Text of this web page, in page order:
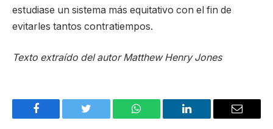
estudiase un sistema más equitativo con el fin de
evitarles tantos contratiempos.
Texto extraído del autor Matthew Henry Jones
Facebook Twitter WhatsApp LinkedIn Email